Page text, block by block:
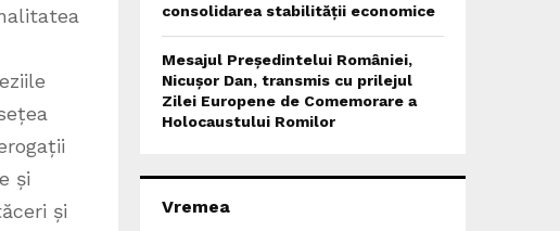
și
și
consolidarea stabilității economice
Mesajul Președintelui României,
Nicușor Dan, transmis cu prilejul
Zilei Europene de Comemorare a
Holocaustului Romilor
Vremea